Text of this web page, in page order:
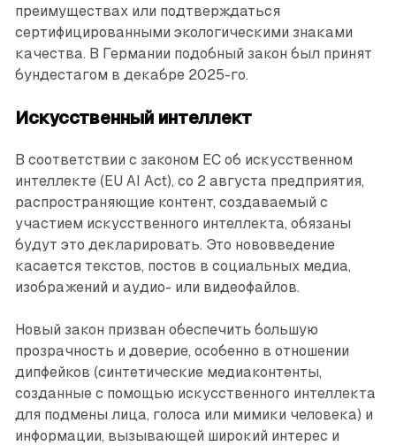
преимуществах или подтверждаться
сертифицированными экологическими знаками
качества. В Германии подобный закон был принят
бундестагом в декабре 2025-го.
Искусственный интеллект
В соответствии с законом ЕС об искусственном
интеллекте (EU AI Aсt), со 2 августа предприятия,
распространяющие контент, создаваемый с
участием искусственного интеллекта, обязаны
будут это декларировать. Это нововведение
касается текстов, постов в социальных медиа,
изображений и аудио- или видеофайлов.
Новый закон призван обес­печить большую
прозрачность и доверие, особенно в отношении
дипфейков (синтетические медиаконтенты,
созданные с помощью искусственного интеллекта
для подмены лица, голоса или мимики человека) и
информации, вызывающей широкий интерес и